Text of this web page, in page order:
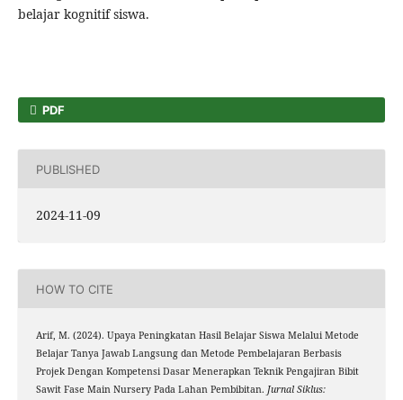
belajar kognitif siswa.
PDF
PUBLISHED
2024-11-09
HOW TO CITE
Arif, M. (2024). Upaya Peningkatan Hasil Belajar Siswa Melalui Metode
Belajar Tanya Jawab Langsung dan Metode Pembelajaran Berbasis
Projek Dengan Kompetensi Dasar Menerapkan Teknik Pengajiran Bibit
Sawit Fase Main Nursery Pada Lahan Pembibitan. Jurnal Siklus: